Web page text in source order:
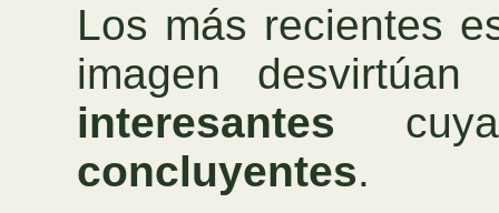
Los más recientes
imagen
interesantes
concluyentes.